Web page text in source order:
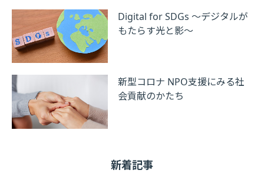
Digital for SDGs ～デジタルが
もたらす光と影～
新型コロナ NPO支援にみる社
会貢献のかたち
新着記事